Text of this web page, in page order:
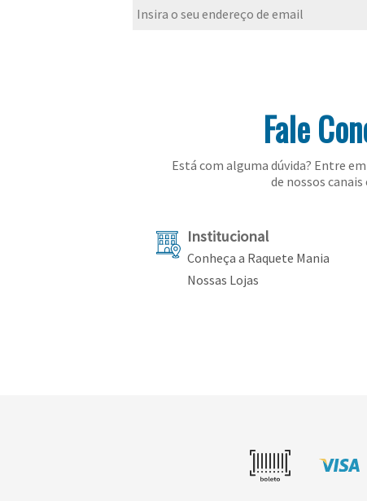
Fale
Está com alguma dúvida? Entre
de nossos
Institucional
Conheça a Raquete Mania
Nossas Lojas